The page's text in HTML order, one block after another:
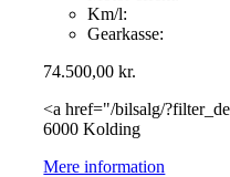
Km/l:
Gearkasse:
74.500,00kr.
<a href="/bilsalg/
6000 Kolding
Mere information